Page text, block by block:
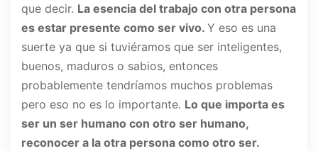
que decir. La esencia del trabajo con otra persona
es estar presente como ser vivo. Y eso es una
suerte ya que si tuviéramos que ser inteligentes,
buenos, maduros o sabios, entonces
probablemente tendríamos muchos problemas
pero eso no es lo importante. Lo que importa es
ser un ser humano con otro ser humano,
reconocer a la otra persona como otro ser.